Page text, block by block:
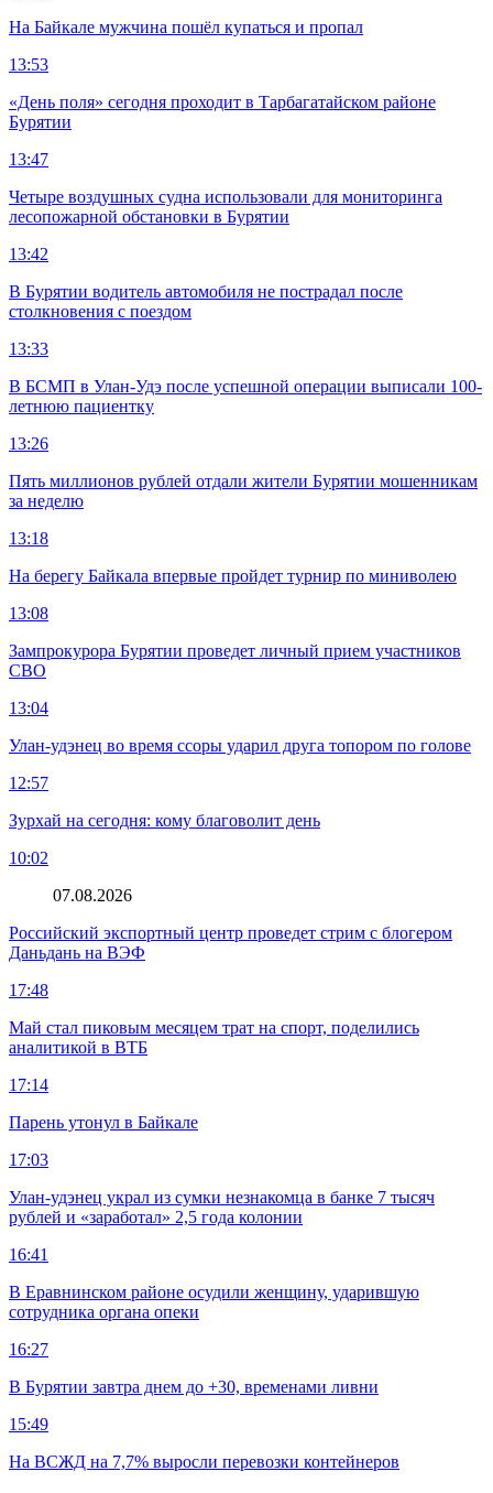
На Байкале мужчина пошёл купаться и пропал
13:53
«День поля» сегодня проходит в Тарбагатайском районе
Бурятии
13:47
Четыре воздушных судна использовали для мониторинга
лесопожарной обстановки в Бурятии
13:42
В Бурятии водитель автомобиля не пострадал после
столкновения с поездом
13:33
В БСМП в Улан-Удэ после успешной операции выписали 100-
летнюю пациентку
13:26
Пять миллионов рублей отдали жители Бурятии мошенникам
за неделю
13:18
На берегу Байкала впервые пройдет турнир по миниволею
13:08
Зампрокурора Бурятии проведет личный прием участников
СВО
13:04
Улан-удэнец во время ссоры ударил друга топором по голове
12:57
Зурхай на сегодня: кому благоволит день
10:02
07.08.2026
Российский экспортный центр проведет стрим с блогером
Даньдань на ВЭФ
17:48
Май стал пиковым месяцем трат на спорт, поделились
аналитикой в ВТБ
17:14
Парень утонул в Байкале
17:03
Улан-удэнец украл из сумки незнакомца в банке 7 тысяч
рублей и «заработал» 2,5 года колонии
16:41
В Еравнинском районе осудили женщину, ударившую
сотрудника органа опеки
16:27
В Бурятии завтра днем до +30, временами ливни
15:49
На ВСЖД на 7,7% выросли перевозки контейнеров